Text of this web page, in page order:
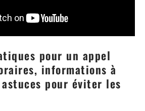
pour un appel
informations à
pour éviter les